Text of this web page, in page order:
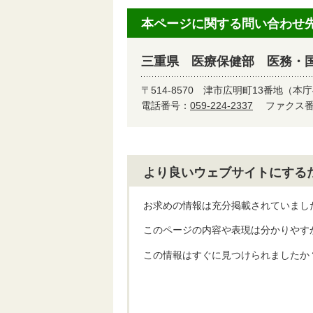
本ページに関する問い合わせ
三重県 医療保健部 医務・
〒514-8570 津市広明町13番地（本
電話番号： 059-224-2337 ファクス
より良いウェブサイトにす
お求めの情報は充分掲載されていまし
このページの内容や表現は分かりやす
この情報はすぐに見つけられましたか